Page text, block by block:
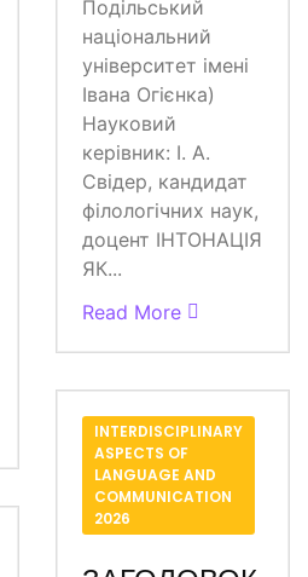
Подільський
національний
університет імені
Івана Огієнка)
Науковий
керівник: І. А.
Свідер, кандидат
філологічних наук,
доцент ІНТОНАЦІЯ
ЯК...
Read More
INTERDISCIPLINARY
ASPECTS OF
LANGUAGE AND
COMMUNICATION
2026